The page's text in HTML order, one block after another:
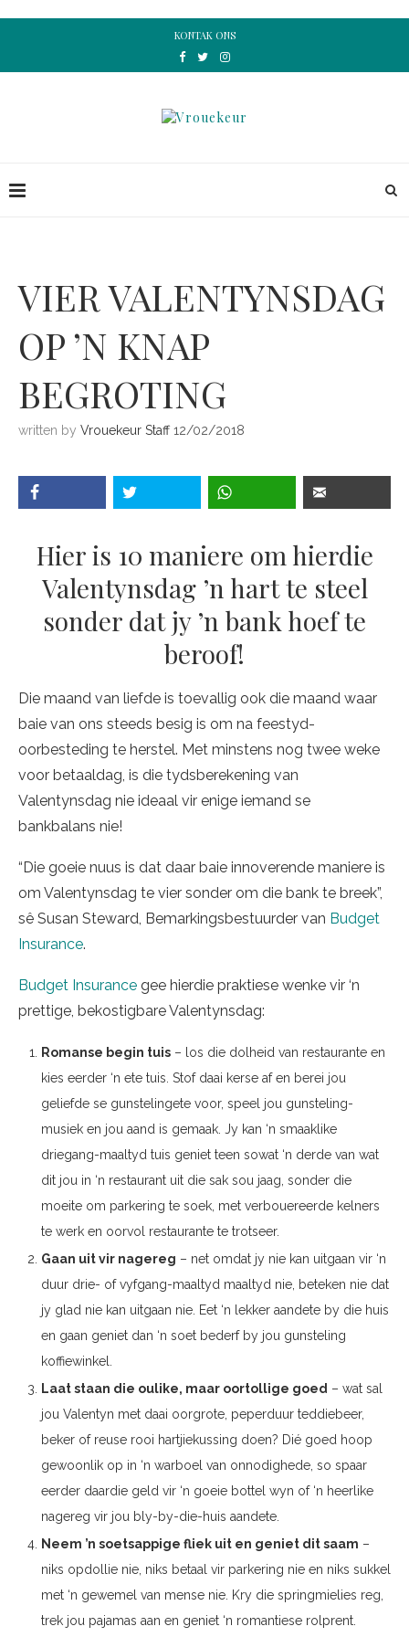
KONTAK ONS
VIER VALENTYNSDAG
OP ’N KNAP
BEGROTING
written by Vrouekeur Staff 12/02/2018
Hier is 10 maniere om hierdie
Valentynsdag ’n hart te steel
sonder dat jy ’n bank hoef te
beroof!
Die maand van liefde is toevallig ook die maand waar
baie van ons steeds besig is om na feestyd-
oorbesteding te herstel. Met minstens nog twee weke
voor betaaldag, is die tydsberekening van
Valentynsdag nie ideaal vir enige iemand se
bankbalans nie!
“Die goeie nuus is dat daar baie innoverende maniere is
om Valentynsdag te vier sonder om die bank te breek”,
sê Susan Steward, Bemarkingsbestuurder van Budget
Insurance.
Budget Insurance gee hierdie praktiese wenke vir ‘n
prettige, bekostigbare Valentynsdag:
Romanse begin tuis – los die dolheid van restaurante en
kies eerder ‘n ete tuis. Stof daai kerse af en berei jou
geliefde se gunstelingete voor, speel jou gunsteling-
musiek en jou aand is gemaak. Jy kan ‘n smaaklike
driegang-maaltyd tuis geniet teen sowat ‘n derde van wat
dit jou in ‘n restaurant uit die sak sou jaag, sonder die
moeite om parkering te soek, met verbouereerde kelners
te werk en oorvol restaurante te trotseer.
Gaan uit vir nagereg – net omdat jy nie kan uitgaan vir ‘n
duur drie- of vyfgang-maaltyd maaltyd nie, beteken nie dat
jy glad nie kan uitgaan nie. Eet ‘n lekker aandete by die huis
en gaan geniet dan ‘n soet bederf by jou gunsteling
koffiewinkel.
Laat staan die oulike, maar oortollige goed – wat sal
jou Valentyn met daai oorgrote, peperduur teddiebeer,
beker of reuse rooi hartjiekussing doen? Dié goed hoop
gewoonlik op in ‘n warboel van onnodighede, so spaar
eerder daardie geld vir ‘n goeie bottel wyn of ‘n heerlike
nagereg vir jou bly-by-die-huis aandete.
Neem ’n soetsappige fliek uit en geniet dit saam –
niks opdollie nie, niks betaal vir parkering nie en niks sukkel
met ‘n gewemel van mense nie. Kry die springmielies reg,
trek jou pajamas aan en geniet ‘n romantiese rolprent.